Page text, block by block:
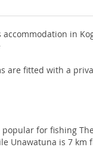
in
are fitted with a
for fishing
Unawatuna is 7 km